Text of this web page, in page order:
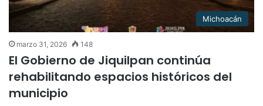
Michoacán
marzo 31, 2026 148
El Gobierno de Jiquilpan continúa
rehabilitando espacios históricos del
municipio